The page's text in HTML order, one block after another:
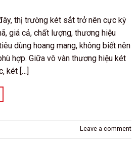
thị trường két sắt trở nên cực kỳ
giá cả, chất lượng, thương hiệu
dùng hoang mang, không biết nên
hợp. Giữa vô vàn thương hiệu két
két […]
Leave a comment